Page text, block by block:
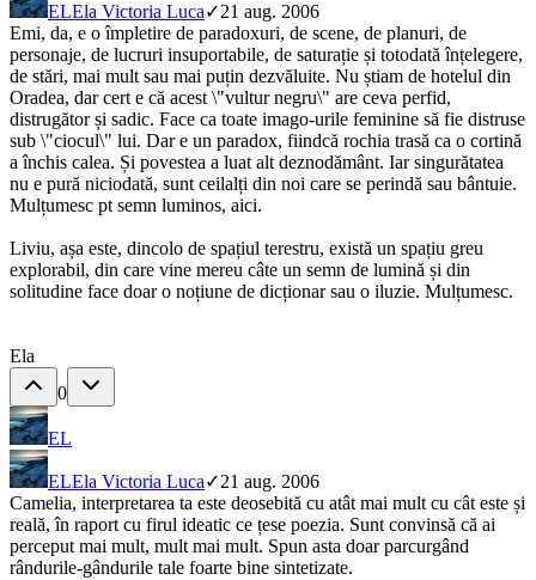
ELEla Victoria Luca✓21 aug. 2006
Emi, da, e o împletire de paradoxuri, de scene, de planuri, de
personaje, de lucruri insuportabile, de saturație și totodată înțelegere,
de stări, mai mult sau mai puțin dezvăluite. Nu știam de hotelul din
Oradea, dar cert e că acest \"vultur negru\" are ceva perfid,
distrugător și sadic. Face ca toate imago-urile feminine să fie distruse
sub \"ciocul\" lui. Dar e un paradox, fiindcă rochia trasă ca o cortină
a închis calea. Și povestea a luat alt deznodământ. Iar singurătatea
nu e pură niciodată, sunt ceilalți din noi care se perindă sau bântuie.
Mulțumesc pt semn luminos, aici.
Liviu, așa este, dincolo de spațiul terestru, există un spațiu greu
explorabil, din care vine mereu câte un semn de lumină și din
solitudine face doar o noțiune de dicționar sau o iluzie. Mulțumesc.
Ela
0
EL
ELEla Victoria Luca✓21 aug. 2006
Camelia, interpretarea ta este deosebită cu atât mai mult cu cât este și
reală, în raport cu firul ideatic ce țese poezia. Sunt convinsă că ai
perceput mai mult, mult mai mult. Spun asta doar parcurgând
rândurile-gândurile tale foarte bine sintetizate.